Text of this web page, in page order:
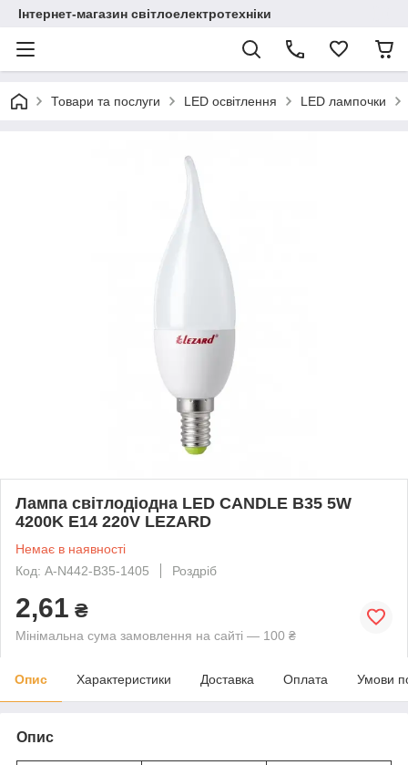
Інтернет-магазин світлоелектротехніки
Товари та послуги LED освітлення LED лампочки
Лампа світлодіодна LED CANDLE B35 5W
4200K E14 220V LEZARD
Немає в наявності
Код: A-N442-B35-1405
Роздріб
2,61 ₴
Мінімальна сума замовлення на сайті — 100 ₴
Опис Характеристики Доставка Оплата Умови
Опис